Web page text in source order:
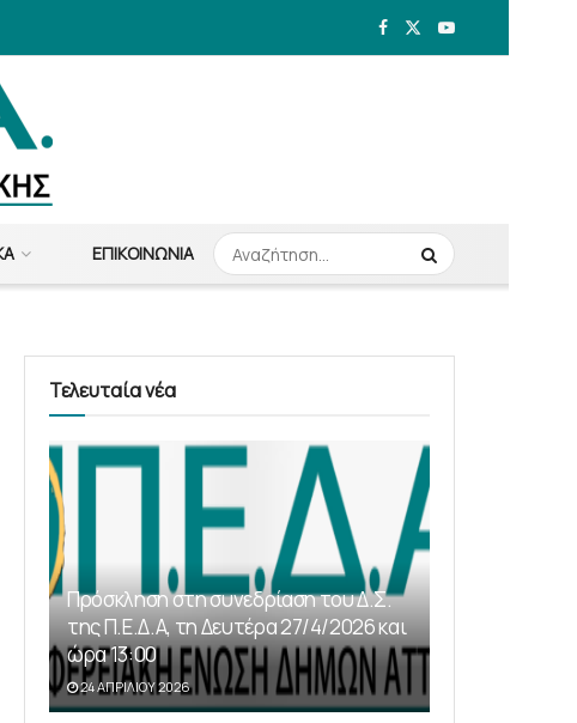
ΕΠΙΚΟΙΝΩΝΊΑ
Τελευταία νέα
Πρόσκληση στη συνεδρίαση του Δ.Σ.
της Π.Ε.Δ.Α, τη Δευτέρα 27/4/2026 και
ώρα 13:00
24 ΑΠΡΙΛΊΟΥ 2026